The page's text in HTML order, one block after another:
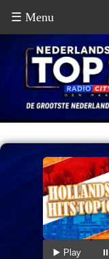
☰ Menu
▶️ Play